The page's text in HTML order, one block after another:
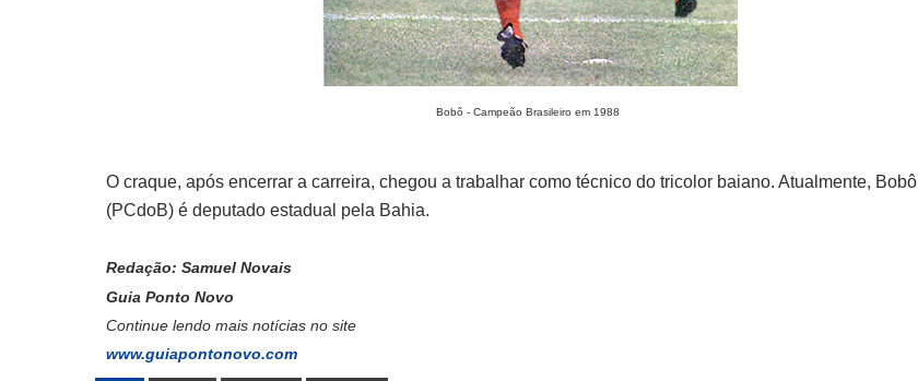
Bobô - Campeão Brasileiro em 1988
O craque, após encerrar a carreira, chegou a trabalhar como técnico do tricolor baiano. Atualmente, Bobô
(PCdoB) é deputado estadual pela Bahia.
Redação: Samuel Novais
Guia Ponto Novo
Continue lendo mais notícias no site
www.guiapontonovo.com